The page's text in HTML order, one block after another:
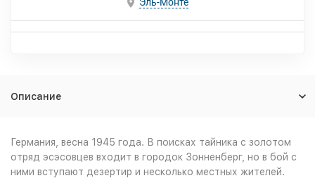
Эль-Монте
Описание
Германия, весна 1945 года. В поисках тайника с золотом
отряд эсэсовцев входит в городок Зонненберг, но в бой с
ними вступают дезертир и несколько местных жителей.